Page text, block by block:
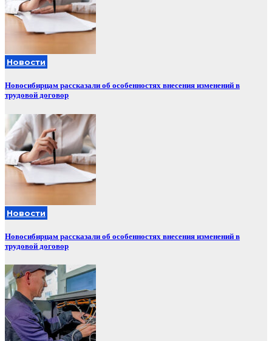
Новости
Новосибирцам рассказали об особенностях внесения изменений в
трудовой договор
Новости
Новосибирцам рассказали об особенностях внесения изменений в
трудовой договор